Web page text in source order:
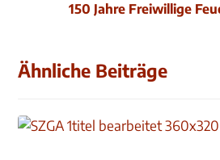
150 Jahre Freiwillige
Ähnliche Beiträge